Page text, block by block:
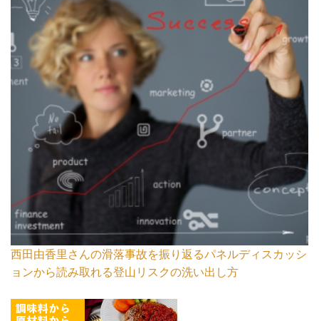
西田由香里さんの滑落事故を振り返るパネルディスカッシ
ョンから読み取れる登山リスクの洗い出し方